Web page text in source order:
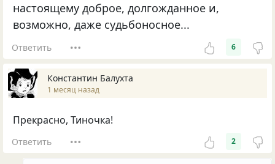
настоящему доброе, долгожданное и,
возможно, даже судьбоносное...
Ответить 6
Константин Балухта
1 месяц назад
Прекрасно, Тиночка!
Ответить 2